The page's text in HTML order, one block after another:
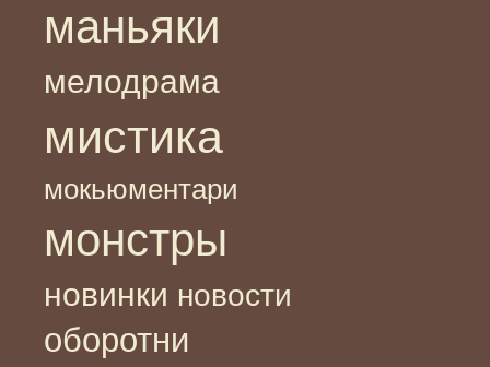
маньяки
мелодрама
мистика
мокьюментари
монстры
новинки новости
оборотни